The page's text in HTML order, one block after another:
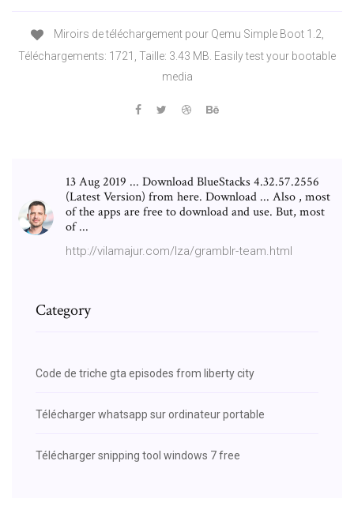
Miroirs de téléchargement pour Qemu Simple Boot 1.2,
Téléchargements: 1721, Taille: 3.43 MB. Easily test your bootable
media
13 Aug 2019 ... Download BlueStacks 4.32.57.2556
(Latest Version) from here. Download ... Also , most
of the apps are free to download and use. But, most
of ...
http://vilamajur.com/lza/gramblr-team.html
Category
Code de triche gta episodes from liberty city
Télécharger whatsapp sur ordinateur portable
Télécharger snipping tool windows 7 free